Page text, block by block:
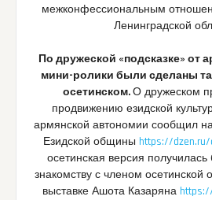
межконфессиональным
Ленинградской
По дружеской «подсказке» от
мини-ролики были сделаны
осетинском.О дружеском
продвижению езидской
армянской автономии сообщил
Езидской общины https://dzen.ru/
осетинская версия
знакомству с членом
выставке Ашота Казаряна